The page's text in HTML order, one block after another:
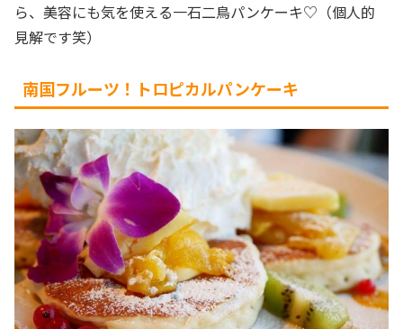
ら、美容にも気を使える一石二鳥パンケーキ♡（個人的
見解です笑）
南国フルーツ！トロピカルパンケーキ